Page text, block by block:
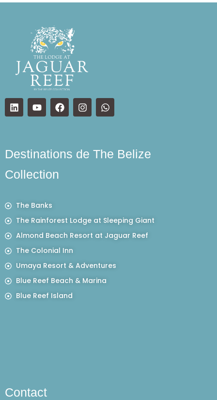
Destinations de The Belize
Collection
The Banks
The Rainforest Lodge at Sleeping Giant
Almond Beach Resort at Jaguar Reef
The Colonial Inn
Umaya Resort & Adventures
Blue Reef Beach & Marina
Blue Reef Island
Contact